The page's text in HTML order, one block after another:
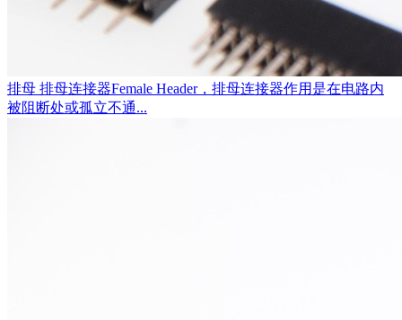
排母 排母连接器Female Header，排母连接器作用是在电路内
被阻断处或孤立不通...